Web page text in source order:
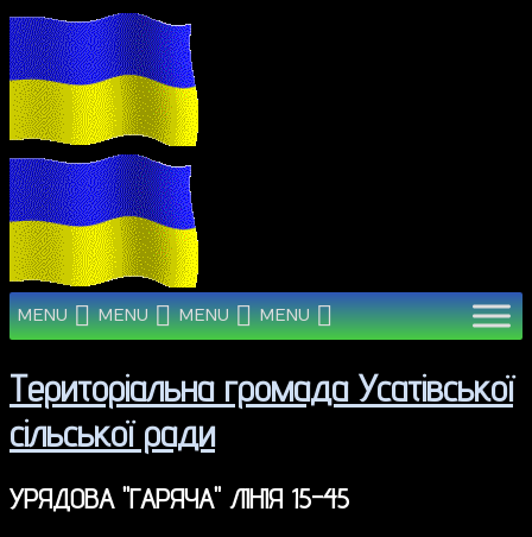
MENU MENU MENU MENU
Територіальна громада Усатівської
сільської ради
УРЯДОВА "ГАРЯЧА" ЛІНІЯ 15-45